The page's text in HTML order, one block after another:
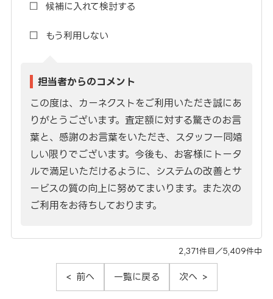
候補に入れて検討する
もう利用しない
担当者からのコメント
この度は、カーネクストをご利用いただき誠にあ
りがとうございます。査定額に対する驚きのお言
葉と、感謝のお言葉をいただき、スタッフ一同嬉
しい限りでございます。今後も、お客様にトータ
ルで満足いただけるように、システムの改善とサ
ービスの質の向上に努めてまいります。また次の
ご利用をお待ちしております。
2,371件目／5,409件中
前へ 一覧に戻る 次へ